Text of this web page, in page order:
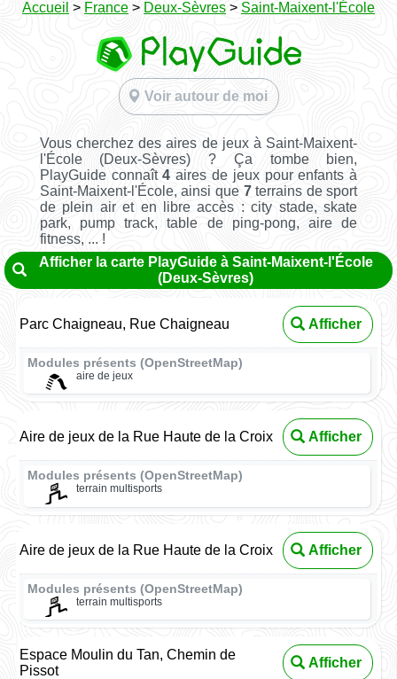
Accueil > France > Deux-Sèvres > Saint-Maixent-l'École
Voir autour de moi
Vous cherchez des aires de jeux à Saint-Maixent-
l'École (Deux-Sèvres) ? Ça tombe bien,
PlayGuide connaît4 aires de jeux pour enfants à
Saint-Maixent-l'École, ainsi que 7terrains de sport
de plein air et en libre accès : city stade, skate
park, pump track, table de ping-pong, aire de
fitness, ... !
Afficher la carte PlayGuide à Saint-Maixent-l'École
(Deux-Sèvres)
Parc Chaigneau, Rue Chaigneau Afficher
Modules présents (OpenStreetMap)
aire de jeux
Aire de jeux de la Rue Haute de la Croix Afficher
Modules présents (OpenStreetMap)
terrain multisports
Aire de jeux de la Rue Haute de la Croix Afficher
Modules présents (OpenStreetMap)
terrain multisports
Espace Moulin du Tan, Chemin de
Pissot
Afficher